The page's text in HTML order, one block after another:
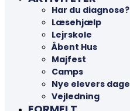
Har du diagnose?
Læsehjælp
Lejrskole
Åbent Hus
Majfest
Camps
Nye elevers dage
Vejledning